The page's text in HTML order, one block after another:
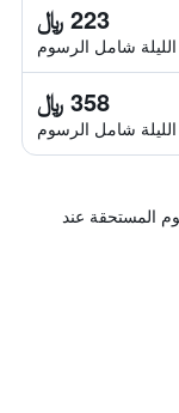
223 ﷼
شامل الرسوم
358 ﷼
شامل الرسوم
المستحقة عند